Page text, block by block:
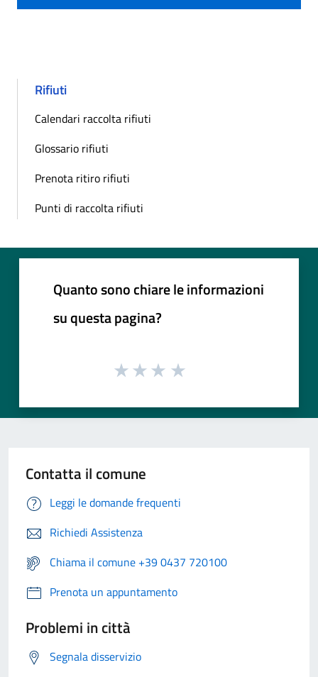
Rifiuti
Calendari raccolta rifiuti
Glossario rifiuti
Prenota ritiro rifiuti
Punti di raccolta rifiuti
Quanto sono chiare le informazioni
su questa pagina?
Contatta il comune
Leggi le domande frequenti
Richiedi Assistenza
Chiama il comune +39 0437 720100
Prenota un appuntamento
Problemi in città
Segnala disservizio